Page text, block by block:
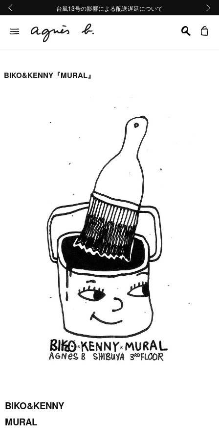
熊本地域地震の影響による配送遅延について
Summer Sale 2buy10%OFF!!
台風13号の影響による配送遅延について
熊本地域地震の影響による配送遅延について
Summer Sale 2buy10%OFF!!
BIKO&KENNY『MURAL』
BIKO&KENNY
MURAL